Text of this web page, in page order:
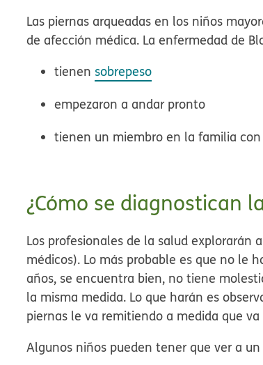
Las piernas arqueadas en los niños
de afección médica. La enfermedad de
tienen sobrepeso
empezaron a andar pronto
tienen un miembro en la familia
¿Cómo se diagnostican
Los profesionales de la salud
médicos). Lo más probable es que no le
años, se encuentra bien, no tiene
la misma medida. Lo que harán es
piernas le va remitiendo a medida que
Algunos niños pueden tener que ver a